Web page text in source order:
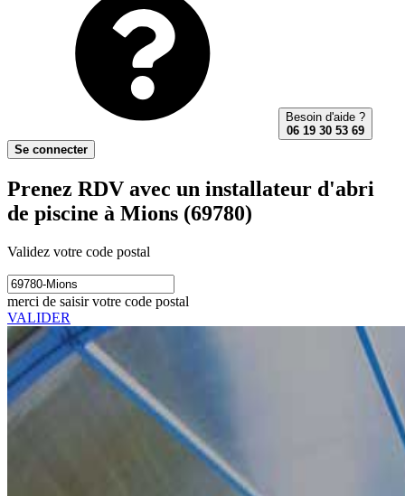
Besoin d'aide ?
06 19 30 53 69
Se connecter
Prenez RDV avec un installateur d'abri
de piscine à Mions (69780)
Validez votre code postal
merci de saisir votre code postal
VALIDER